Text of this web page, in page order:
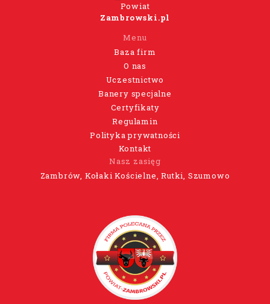
Powiat
Zambrowski.pl
Menu
Baza firm
O nas
Uczestnictwo
Banery specjalne
Certyfikaty
Regulamin
Polityka prywatności
Kontakt
Nasz zasięg
Zambrów, Kołaki Kościelne, Rutki, Szumowo